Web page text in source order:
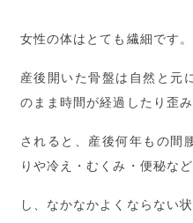
女性の体はとても繊細です。
産後開いた骨盤は自然と元
のまま時間が経過したり歪
されると、産後何年もの間
りや冷え・むくみ・便秘な
し、なかなかよくならない